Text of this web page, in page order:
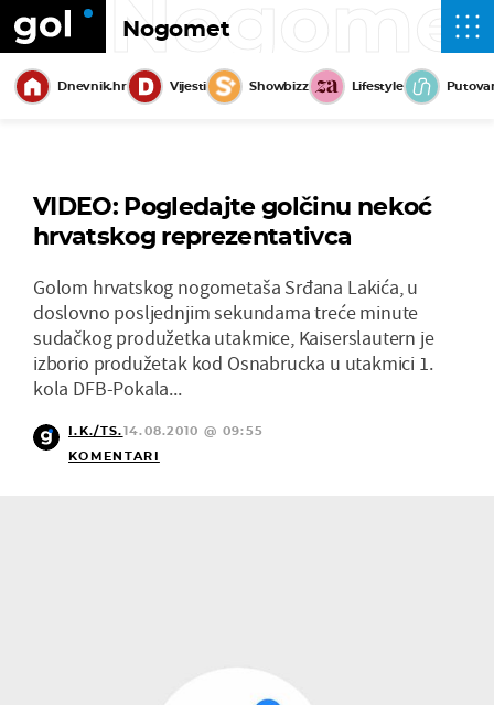
Nogomet
Dnevnik.hr Vijesti Showbizz Lifestyle
VIDEO: Pogledajte golčinu nekoć
hrvatskog reprezentativca
Golom hrvatskog nogometaša Srđana Lakića, u
doslovno posljednjim sekundama treće minute
sudačkog produžetka utakmice, Kaiserslautern je
izborio produžetak kod Osnabrucka u utakmici 1.
kola DFB-Pokala...
I.K./TS.14.08.2010 @ 09:55
KOMENTARI